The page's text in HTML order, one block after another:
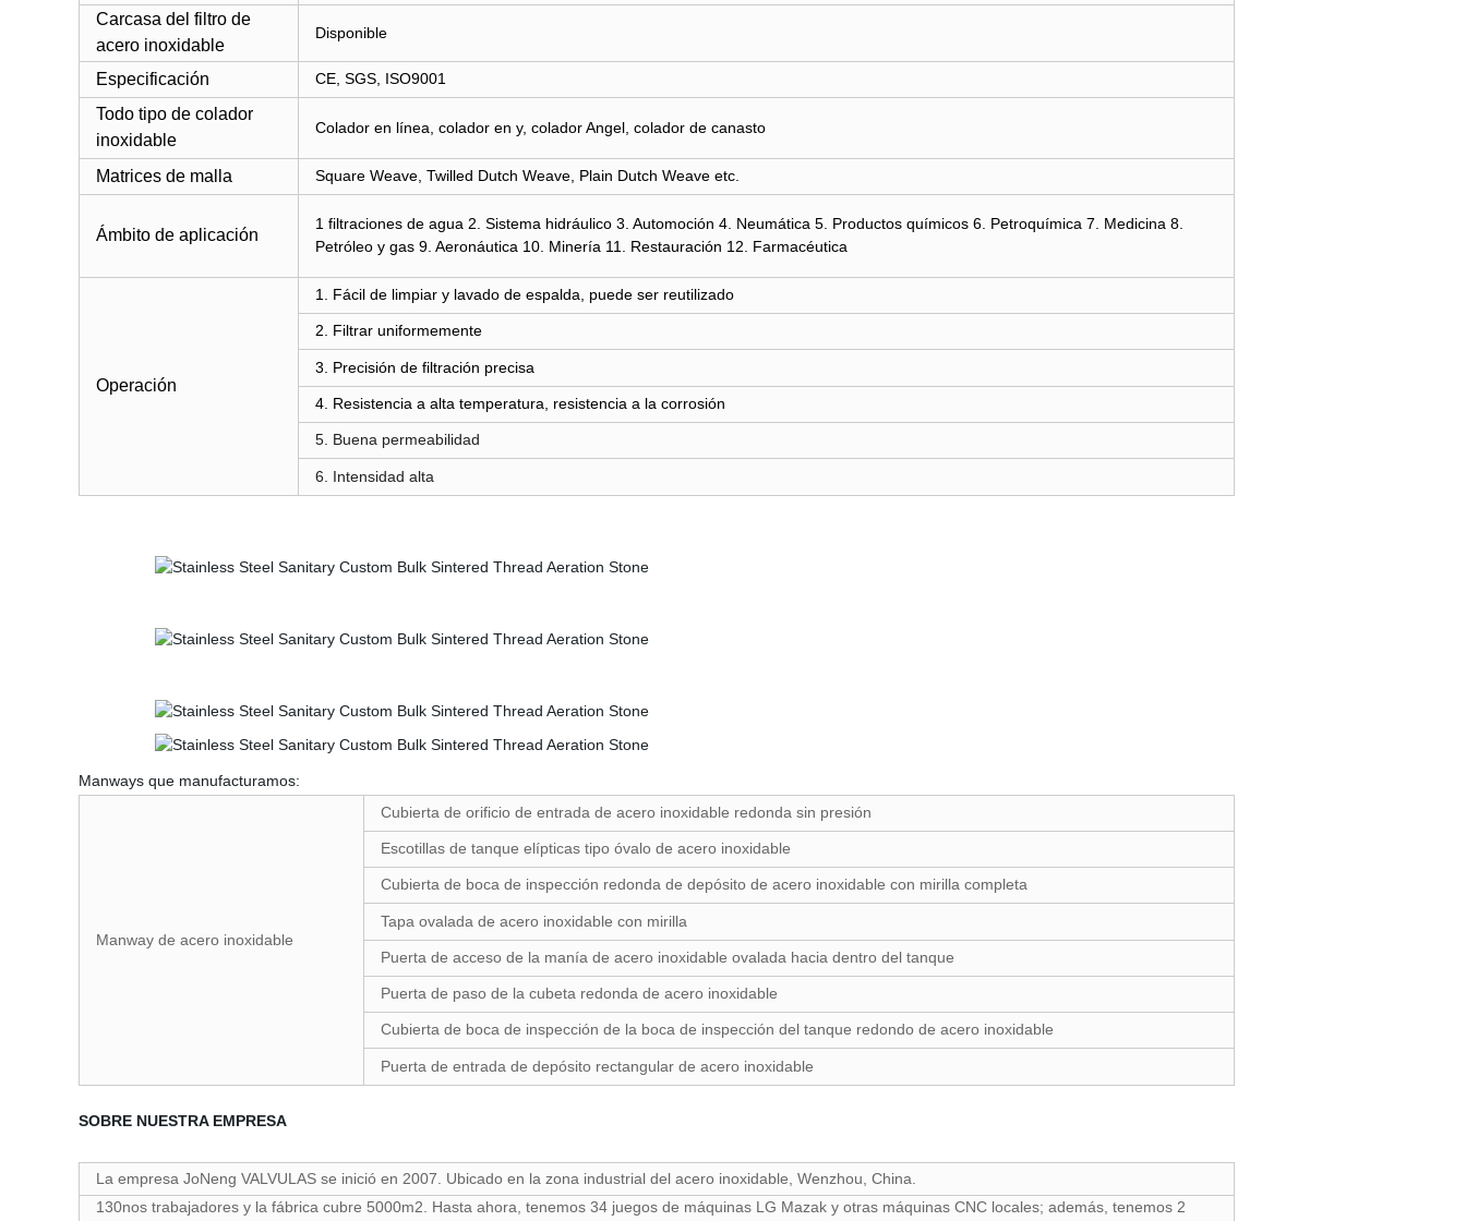
Carcasa del filtro de
acero inoxidable
Disponible
Especificación CE, SGS, ISO9001
Todo tipo de colador
inoxidable
Colador en línea, colador en y, colador Angel, colador de canasto
Matrices de malla Square Weave, Twilled Dutch Weave, Plain Dutch Weave etc.
Ámbito de aplicación
1 filtraciones de agua 2. Sistema hidráulico 3. Automoción 4. Neumática 5. Productos químicos 6. Petroquímica 7. Medicina 8.
Petróleo y gas 9. Aeronáutica 10. Minería 11. Restauración 12. Farmacéutica
Operación
1. Fácil de limpiar y lavado de espalda, puede ser reutilizado
2. Filtrar uniformemente
3. Precisión de filtración precisa
4. Resistencia a alta temperatura, resistencia a la corrosión
5. Buena permeabilidad
6. Intensidad alta
Manways que manufacturamos:
Manway de acero inoxidable
Cubierta de orificio de entrada de acero inoxidable redonda sin presión
Escotillas de tanque elípticas tipo óvalo de acero inoxidable
Cubierta de boca de inspección redonda de depósito de acero inoxidable con mirilla completa
Tapa ovalada de acero inoxidable con mirilla
Puerta de acceso de la manía de acero inoxidable ovalada hacia dentro del tanque
Puerta de paso de la cubeta redonda de acero inoxidable
Cubierta de boca de inspección de la boca de inspección del tanque redondo de acero inoxidable
Puerta de entrada de depósito rectangular de acero inoxidable
SOBRE NUESTRA EMPRESA
La empresa JoNeng VALVULAS se inició en 2007. Ubicado en la zona industrial del acero inoxidable, Wenzhou, China.
130nos trabajadores y la fábrica cubre 5000m2. Hasta ahora, tenemos 34 juegos de máquinas LG Mazak y otras máquinas CNC locales; además, tenemos 2